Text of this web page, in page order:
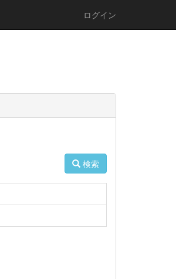
ログイン
検索